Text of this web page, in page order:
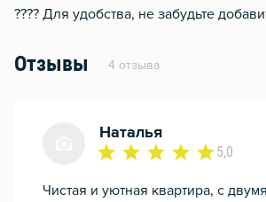
???? Для удобства, не забудьте
Отзывы 4 отзыва
Наталья
5,0
Чистая и уютная квартира, с